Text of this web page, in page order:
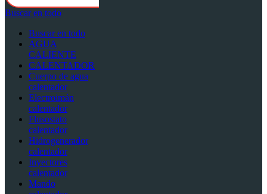
Buscar en todo
Buscar en todo
AGUA
CALIENTE
CALENTADOR
Cuerpo de agua
calentador
Electroimán
calentador
Flusostato
calentador
Hidrogenerador
calentador
Inyectores
calentador
Mando